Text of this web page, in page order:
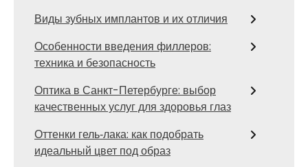
Виды зубных имплантов и их отличия
Особенности введения филлеров:
техника и безопасность
Оптика в Санкт-Петербурге: выбор
качественных услуг для здоровья глаз
Оттенки гель‑лака: как подобрать
идеальный цвет под образ